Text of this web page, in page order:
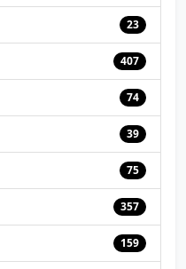
23
407
74
39
75
357
159